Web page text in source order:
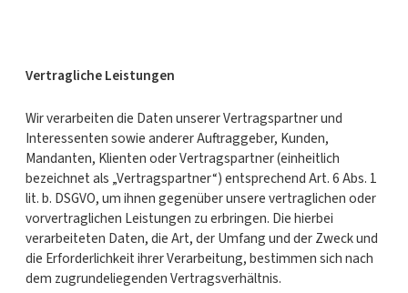
Vertragliche Leistungen
Wir verarbeiten die Daten unserer Vertragspartner und
Interessenten sowie anderer Auftraggeber, Kunden,
Mandanten, Klienten oder Vertragspartner (einheitlich
bezeichnet als „Vertragspartner“) entsprechend Art. 6 Abs. 1
lit. b. DSGVO, um ihnen gegenüber unsere vertraglichen oder
vorvertraglichen Leistungen zu erbringen. Die hierbei
verarbeiteten Daten, die Art, der Umfang und der Zweck und
die Erforderlichkeit ihrer Verarbeitung, bestimmen sich nach
dem zugrundeliegenden Vertragsverhältnis.